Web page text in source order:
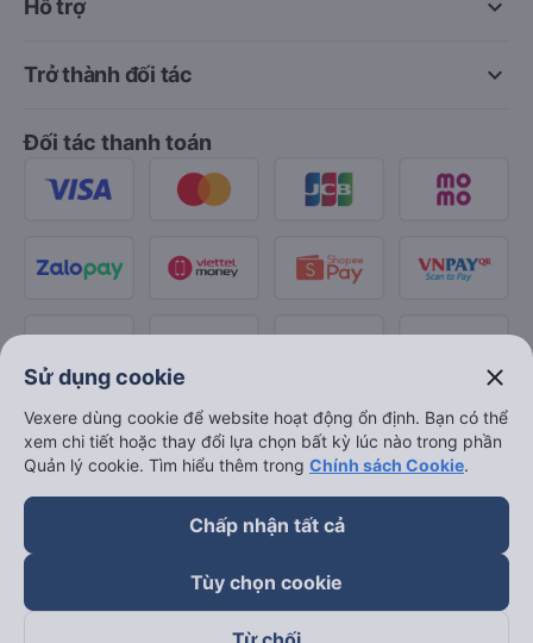
keyboard_arrow_down
Hỗ trợ
keyboard_arrow_down
Trở thành đối tác
Đối tác thanh toán
Sử dụng cookie close
Vexere dùng cookie để website hoạt động ổn định. Bạn có thể
xem chi tiết hoặc thay đổi lựa chọn bất kỳ lúc nào trong phần
Quản lý cookie. Tìm hiểu thêm trong Chính sách Cookie.
Chấp nhận tất cả
Tùy chọn cookie